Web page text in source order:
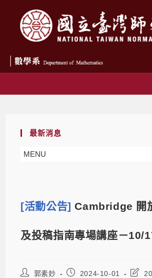
最新消息
MENU
[活動公告] Cambridge 開
及投稿指南專場講座－10/
郭素妙 2024-10-01